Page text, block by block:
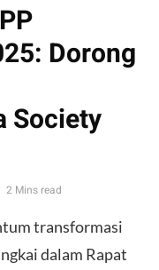
Dorong
Society
2 Mins read
transformasi
dalam Rapat